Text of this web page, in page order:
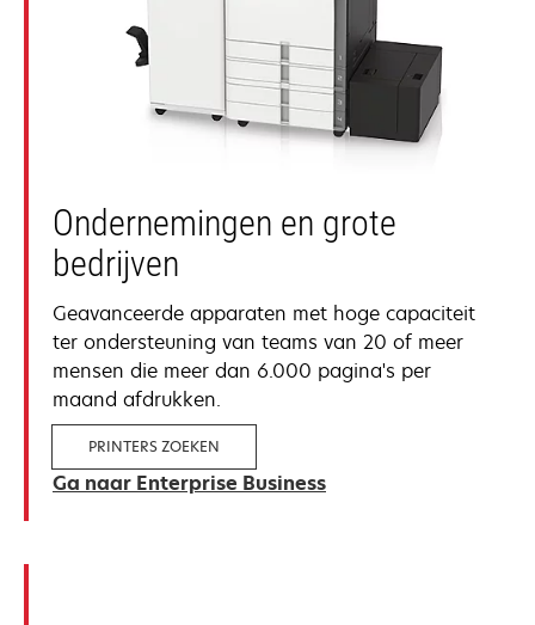
Ondernemingen en grote
bedrijven
Geavanceerde apparaten met hoge capaciteit
ter ondersteuning van teams van 20 of meer
mensen die meer dan 6.000 pagina's per
maand afdrukken.
PRINTERS ZOEKEN
Ga naar Enterprise Business